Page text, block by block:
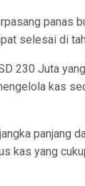
panas
selesai di
230 Juta
kas
panjang
kas yang